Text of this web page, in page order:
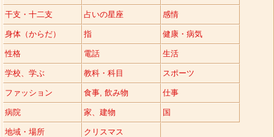
干支・十二支 占いの星座 感情
身体（からだ） 指 健康・病気
性格 電話 生活
学校、学ぶ 教科・科目 スポーツ
ファッション 食事, 飲み物 仕事
病院 家、建物 国
地域・場所 クリスマス